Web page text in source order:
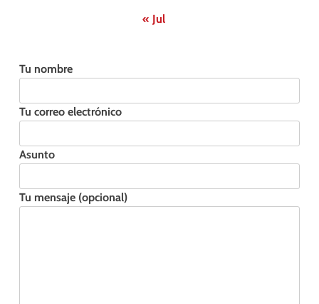
« Jul
Tu nombre
Tu correo electrónico
Asunto
Tu mensaje (opcional)